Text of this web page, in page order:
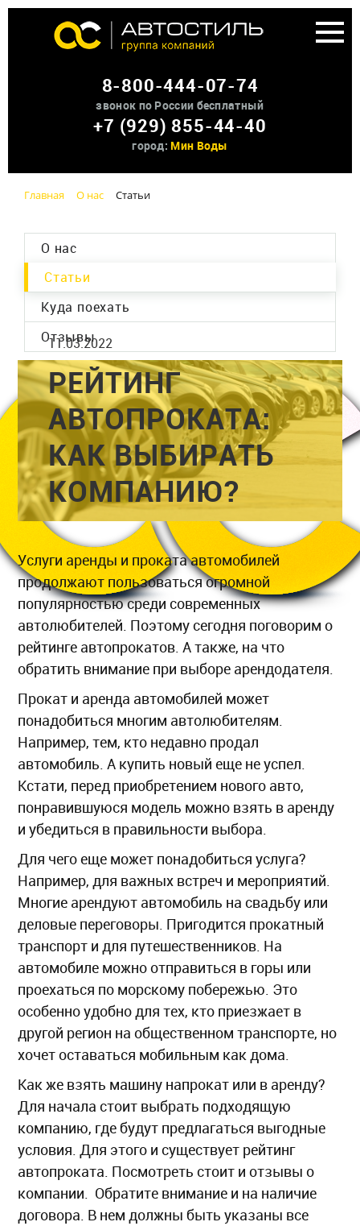
Аренда доп оборудования
О нас
Контакты
8-800-444-07-74
звонок по России бесплатный
+7 (929) 855-44-40
город: Мин Воды
Главная О нас Статьи
О нас
Статьи
Куда поехать
Отзывы
11.03.2022
РЕЙТИНГ
АВТОПРОКАТА:
КАК ВЫБИРАТЬ
КОМПАНИЮ?
Услуги аренды и проката автомобилей
продолжают пользоваться огромной
популярностью среди современных
автолюбителей. Поэтому сегодня поговорим о
рейтинге автопрокатов. А также, на что
обратить внимание при выборе арендодателя.
Прокат и аренда автомобилей может
понадобиться многим автолюбителям.
Например, тем, кто недавно продал
автомобиль. А купить новый еще не успел.
Кстати, перед приобретением нового авто,
понравившуюся модель можно взять в аренду
и убедиться в правильности выбора.
Для чего еще может понадобиться услуга?
Например, для важных встреч и мероприятий.
Многие арендуют автомобиль на свадьбу или
деловые переговоры. Пригодится прокатный
транспорт и для путешественников. На
автомобиле можно отправиться в горы или
проехаться по морскому побережью. Это
особенно удобно для тех, кто приезжает в
другой регион на общественном транспорте, но
хочет оставаться мобильным как дома.
Как же взять машину напрокат или в аренду?
Для начала стоит выбрать подходящую
компанию, где будут предлагаться выгодные
условия. Для этого и существует рейтинг
автопроката. Посмотреть стоит и отзывы о
компании. Обратите внимание и на наличие
договора. В нем должны быть указаны все